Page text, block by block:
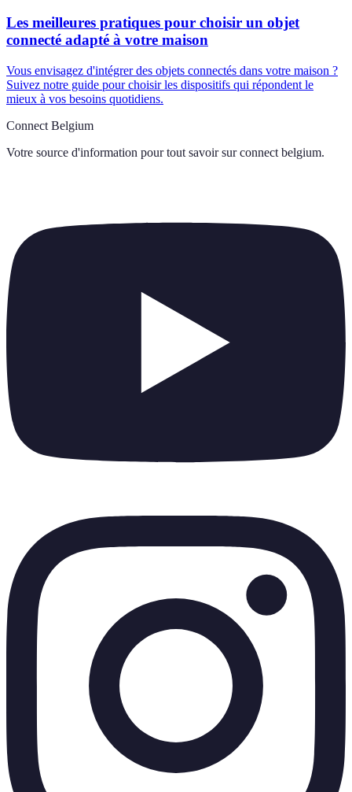
Les meilleures pratiques pour choisir un objet
connecté adapté à votre maison
Vous envisagez d'intégrer des objets connectés dans votre maison ?
Suivez notre guide pour choisir les dispositifs qui répondent le
mieux à vos besoins quotidiens.
Connect Belgium
Votre source d'information pour tout savoir sur connect belgium.